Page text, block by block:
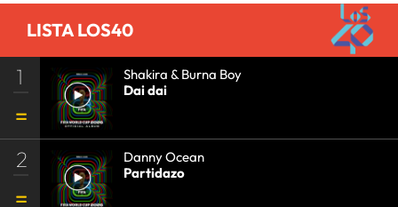
LISTA LOS40
1
Shakira & Burna Boy
Dai dai
2
Danny Ocean
Partidazo